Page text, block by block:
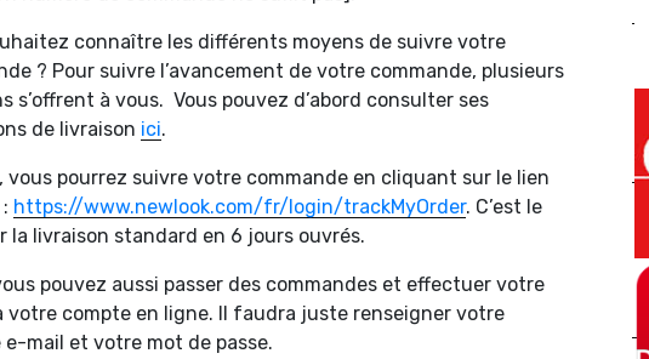
connaître les différents moyens de suivre votre
? Pour suivre l’avancement de votre commande, plusieurs
s’offrent à vous. Vous pouvez d’abord consulter ses
de livraison ici.
vous pourrez suivre votre commande en cliquant sur le lien
https://www.newlook.com/fr/login/trackMyOrder. C’est le
la livraison standard en 6 jours ouvrés.
pouvez aussi passer des commandes et effectuer votre
votre compte en ligne. Il faudra juste renseigner votre
e-mail et votre mot de passe.